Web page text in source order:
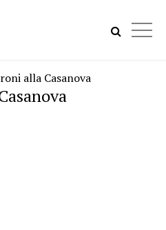
alla Casanova